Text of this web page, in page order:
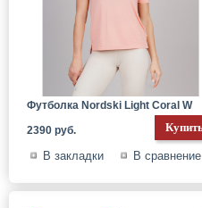
Футболка Nordski Light Coral W
2390 руб.
В закладки В сравнение